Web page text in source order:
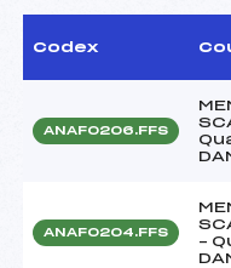
Codex
ANAF0206.FFS
ANAF0204.FFS
–